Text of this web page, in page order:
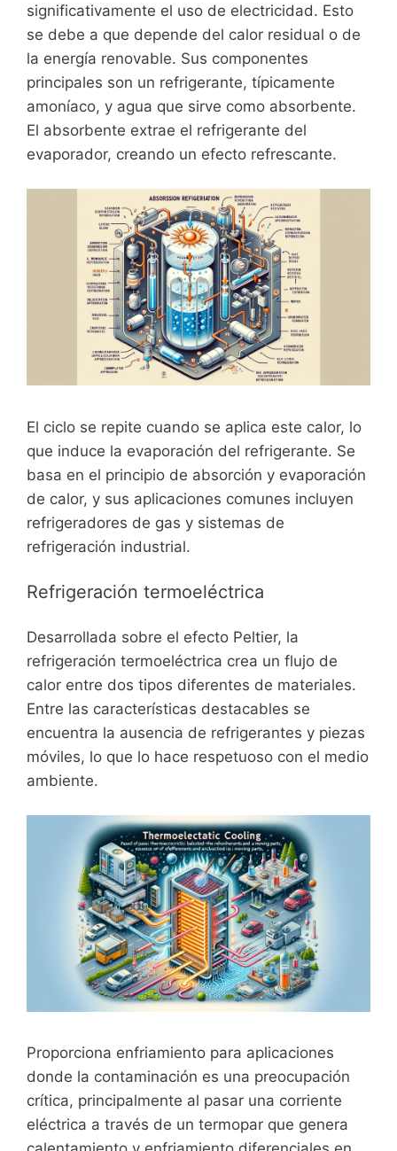
significativamente el uso de electricidad. Esto
se debe a que depende del calor residual o de
la energía renovable. Sus componentes
principales son un refrigerante, típicamente
amoníaco, y agua que sirve como absorbente.
El absorbente extrae el refrigerante del
evaporador, creando un efecto refrescante.
El ciclo se repite cuando se aplica este calor, lo
que induce la evaporación del refrigerante. Se
basa en el principio de absorción y evaporación
de calor, y sus aplicaciones comunes incluyen
refrigeradores de gas y sistemas de
refrigeración industrial.
Refrigeración termoeléctrica
Desarrollada sobre el efecto Peltier, la
refrigeración termoeléctrica crea un flujo de
calor entre dos tipos diferentes de materiales.
Entre las características destacables se
encuentra la ausencia de refrigerantes y piezas
móviles, lo que lo hace respetuoso con el medio
ambiente.
Proporciona enfriamiento para aplicaciones
donde la contaminación es una preocupación
crítica, principalmente al pasar una corriente
eléctrica a través de un termopar que genera